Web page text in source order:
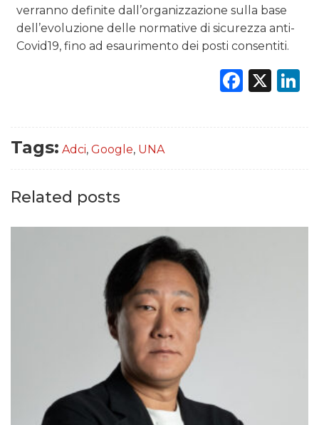
verranno definite dall’organizzazione sulla base
dell’evoluzione delle normative di sicurezza anti-
Covid19, fino ad esaurimento dei posti consentiti.
X
Tags: Adci, Google, UNA
Related posts